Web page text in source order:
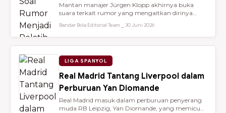
Mantan manajer Jürgen Klopp akhirnya buka
suara terkait rumor yang mengaitkan dirinya
Bandar Bola Editorial Team ⎯ 30 Juni 2026
LIGA SPANYOL
Real Madrid Tantang Liverpool dalam
Perburuan Yan Diomande
Real Madrid masuk dalam perburuan penyerang
muda RB Leipzig, Yan Diomande, yang memicu